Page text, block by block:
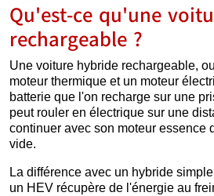
Qu'est-ce qu'une
rechargeable ?
Une voiture hybride rechargeable,
moteur thermique et un moteur
batterie que l'on recharge sur une
peut rouler en électrique sur une
continuer avec son moteur essence
vide.
La différence avec un hybride
un HEV récupère de l'énergie au